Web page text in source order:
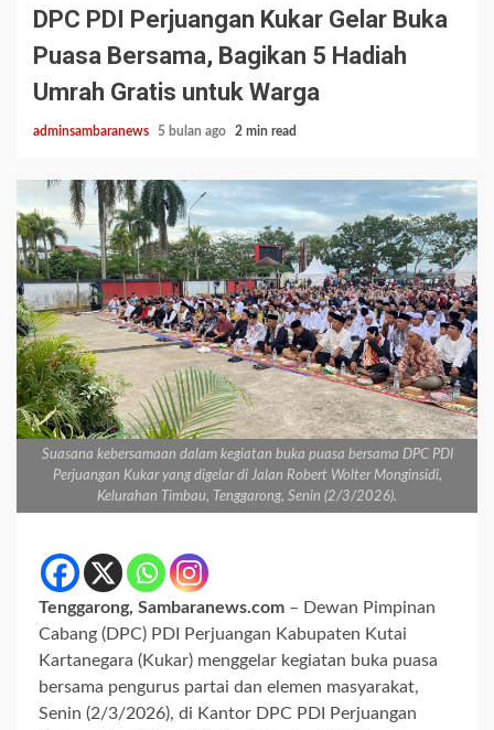
DPC PDI Perjuangan Kukar Gelar Buka
Puasa Bersama, Bagikan 5 Hadiah
Umrah Gratis untuk Warga
adminsambaranews 5 bulan ago 2 min read
Suasana kebersamaan dalam kegiatan buka puasa bersama DPC PDI
Perjuangan Kukar yang digelar di Jalan Robert Wolter Monginsidi,
Kelurahan Timbau, Tenggarong, Senin (2/3/2026).
Tenggarong, Sambaranews.com – Dewan Pimpinan
Cabang (DPC) PDI Perjuangan Kabupaten Kutai
Kartanegara (Kukar) menggelar kegiatan buka puasa
bersama pengurus partai dan elemen masyarakat,
Senin (2/3/2026), di Kantor DPC PDI Perjuangan